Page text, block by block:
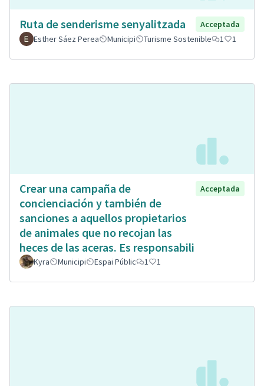
Ruta de senderisme senyalitzada
Acceptada
Esther Sáez Perea
Municipi Turisme Sostenible 1 1
Crear una campaña de
concienciación y también de
sanciones a aquellos propietarios
de animales que no recojan las
heces de las aceras. Es responsabili
Acceptada
Kyra Municipi Espai Públic 1 1